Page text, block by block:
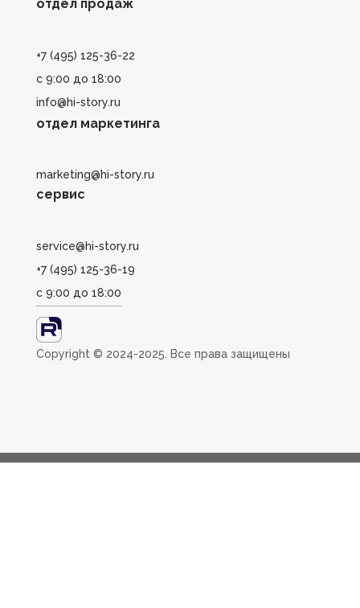
отдел продаж
+7 (495) 125-36-22
с 9:00 до 18:00
info@hi-story.ru
отдел маркетинга
marketing@hi-story.ru
сервис
service@hi-story.ru
+7 (495) 125-36-19
с 9:00 до 18:00
Сopyright ©️ 2024-2025. Все права защищены